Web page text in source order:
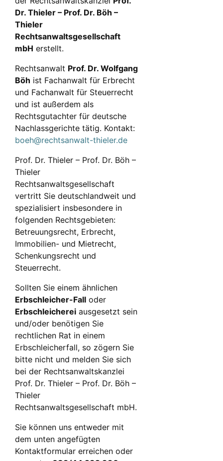
Dr. Thieler – Prof. Dr. Böh –
Thieler
Rechtsanwaltsgesellschaft
mbH erstellt.
Rechtsanwalt Prof. Dr. Wolfgang
Böh ist Fachanwalt für Erbrecht
und Fachanwalt für Steuerrecht
und ist außerdem als
Rechtsgutachter für deutsche
Nachlassgerichte tätig. Kontakt:
boeh@rechtsanwalt-thieler.de
Prof. Dr. Thieler – Prof. Dr. Böh –
Thieler
Rechtsanwaltsgesellschaft
vertritt Sie deutschlandweit und
spezialisiert insbesondere in
folgenden Rechtsgebieten:
Betreuungsrecht, Erbrecht,
Immobilien- und Mietrecht,
Schenkungsrecht und
Steuerrecht.
Sollten Sie einem ähnlichen
Erbschleicher-Fall oder
Erbschleicherei ausgesetzt sein
und/oder benötigen Sie
rechtlichen Rat in einem
Erbschleicherfall, so zögern Sie
bitte nicht und melden Sie sich
bei der Rechtsanwaltskanzlei
Prof. Dr. Thieler – Prof. Dr. Böh –
Thieler
Rechtsanwaltsgesellschaft mbH.
Sie können uns entweder mit
dem unten angefügten
Kontaktformular erreichen oder